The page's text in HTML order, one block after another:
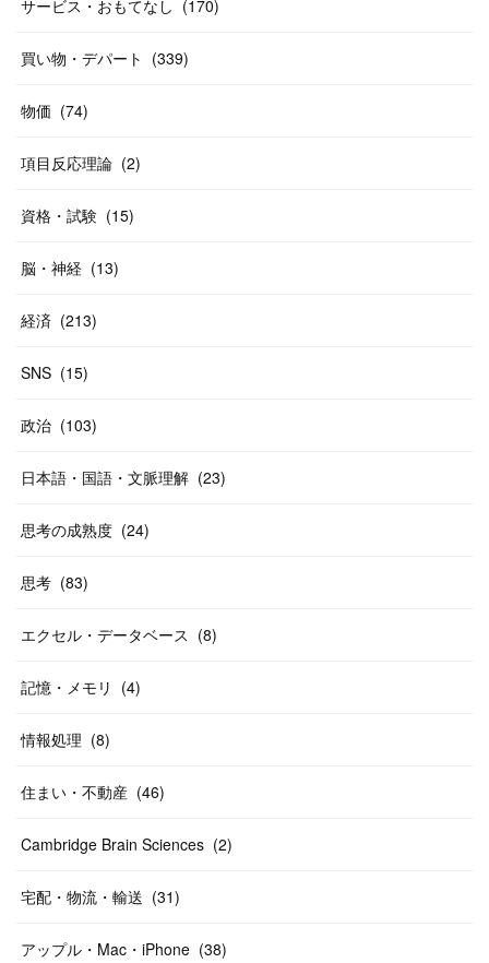
58)
10
サービス・おもてなし (170)
買い物・デパート (339)
物価 (74)
項目反応理論 (2)
資格・試験 (15)
脳・神経 (13)
経済 (213)
SNS (15)
政治 (103)
日本語・国語・文脈理解 (23)
思考の成熟度 (24)
思考 (83)
エクセル・データベース (8)
記憶・メモリ (4)
情報処理 (8)
住まい・不動産 (46)
Cambridge Brain Sciences (2)
宅配・物流・輸送 (31)
アップル・Mac・iPhone (38)